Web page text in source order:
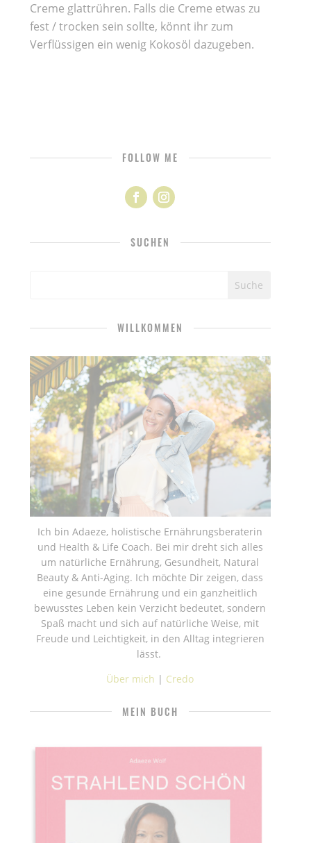
Creme glattrühren. Falls die Creme etwas zu
fest / trocken sein sollte, könnt ihr zum
Verflüssigen ein wenig Kokosöl dazugeben.
FOLLOW ME
SUCHEN
WILLKOMMEN
Ich bin Adaeze, holistische Ernährungsberaterin
und Health & Life Coach. Bei mir dreht sich alles
um natürliche Ernährung, Gesundheit, Natural
Beauty & Anti-Aging. Ich möchte Dir zeigen, dass
eine gesunde Ernährung und ein ganzheitlich
bewusstes Leben kein Verzicht bedeutet, sondern
Spaß macht und sich auf natürliche Weise, mit
Freude und Leichtigkeit, in den Alltag integrieren
lässt.
Über mich | Credo
MEIN BUCH